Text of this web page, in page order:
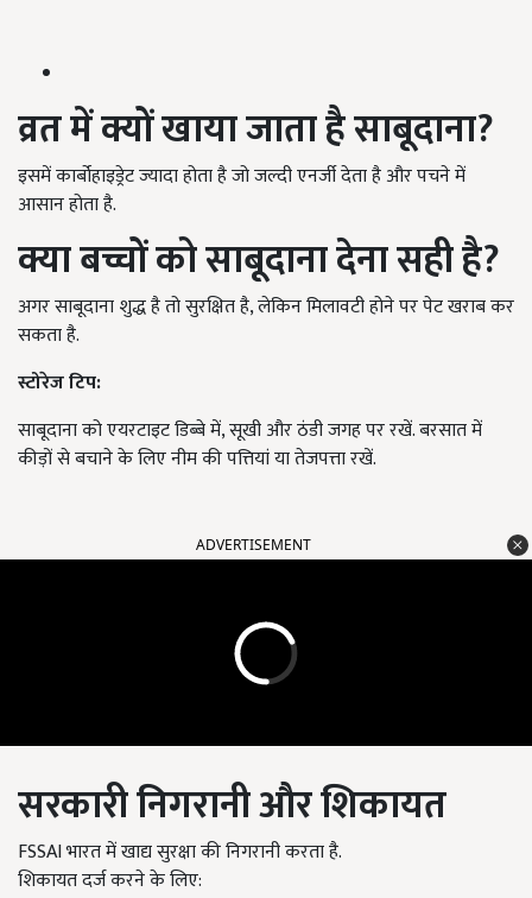
व्रत में क्यों खाया जाता है साबूदाना?
इसमें कार्बोहाइड्रेट ज्यादा होता है जो जल्दी एनर्जी देता है और पचने में
आसान होता है.
क्या बच्चों को साबूदाना देना सही है?
अगर साबूदाना शुद्ध है तो सुरक्षित है, लेकिन मिलावटी होने पर पेट खराब कर
सकता है.
स्टोरेज टिप:
साबूदाना को एयरटाइट डिब्बे में, सूखी और ठंडी जगह पर रखें. बरसात में
कीड़ों से बचाने के लिए नीम की पत्तियां या तेजपत्ता रखें.
ADVERTISEMENT
सरकारी निगरानी और शिकायत
FSSAI भारत में खाद्य सुरक्षा की निगरानी करता है.
शिकायत दर्ज करने के लिए: